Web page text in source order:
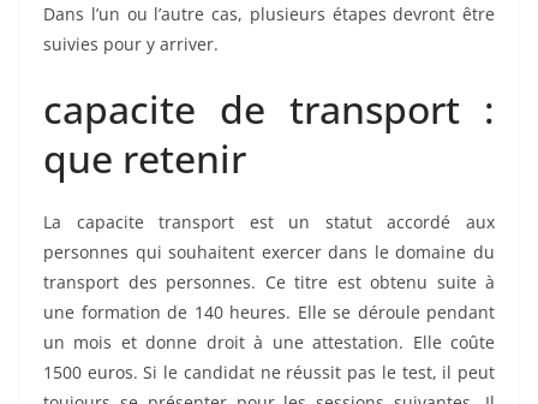
Dans l’un ou l’autre cas, plusieurs étapes devront être
suivies pour y arriver.
capacite de transport :
que retenir
La capacite transport est un statut accordé aux
personnes qui souhaitent exercer dans le domaine du
transport des personnes. Ce titre est obtenu suite à
une formation de 140 heures. Elle se déroule pendant
un mois et donne droit à une attestation. Elle coûte
1500 euros. Si le candidat ne réussit pas le test, il peut